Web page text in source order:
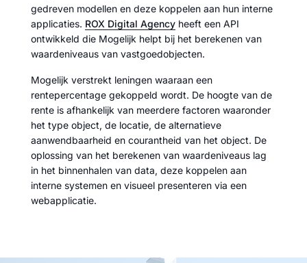
gedreven modellen en deze koppelen aan hun interne
applicaties. ROX Digital Agencyheeft een API
ontwikkeld die Mogelijk helpt bij het berekenen van
waardeniveaus van vastgoedobjecten.
Mogelijk verstrekt leningen waaraan een
rentepercentage gekoppeld wordt. De hoogte van de
rente is afhankelijk van meerdere factoren waaronder
het type object, de locatie, de alternatieve
aanwendbaarheid en courantheid van het object. De
oplossing van het berekenen van waardeniveaus lag
in het binnenhalen van data, deze koppelen aan
interne systemen en visueel presenteren via een
webapplicatie.